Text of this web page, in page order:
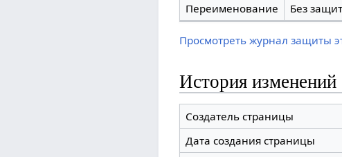
Переименование
Без
Просмотреть журнал защиты
История изменений
Создатель страницы
Дата создания страницы